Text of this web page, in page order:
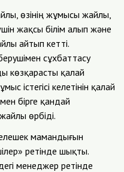
өзінің жұмысы жайлы,
жақсы білім алып және
айтып кетті.
сұхбаттасу
көзқарасты қалай
істегісі келетінін қалай
бірге қандай
өрбіді.
мамандығын
ретінде шықты.
менеджер ретінде